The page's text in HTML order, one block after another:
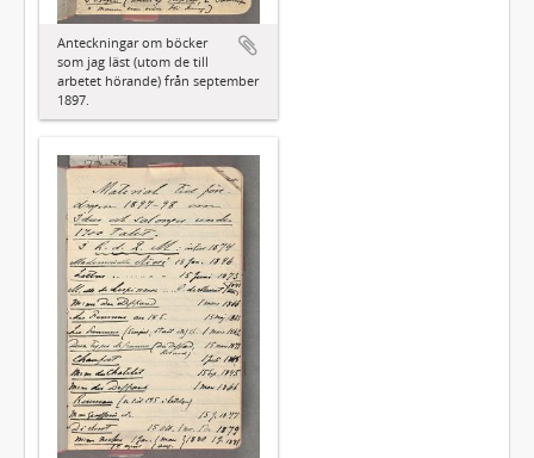
Anteckningar om böcker
som jag läst (utom de till
arbetet hörande) från september
1897.